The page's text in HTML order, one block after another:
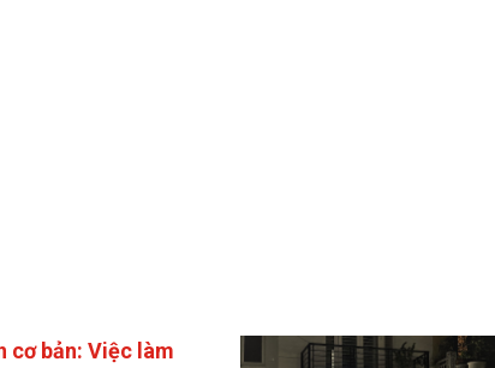
bản: Việc làm